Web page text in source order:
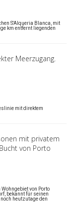
S'Alqueria Blanca, mit
km entfernt liegenden
Meerzugang.
mit direktem
mit privatem
von Porto
von Porto
bekannt für seinen
heutzutage den